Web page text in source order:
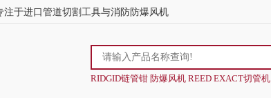
于进口管道切割工具与消防防爆风机
RIDGID链管钳 防爆风机 REED EXACT切管机